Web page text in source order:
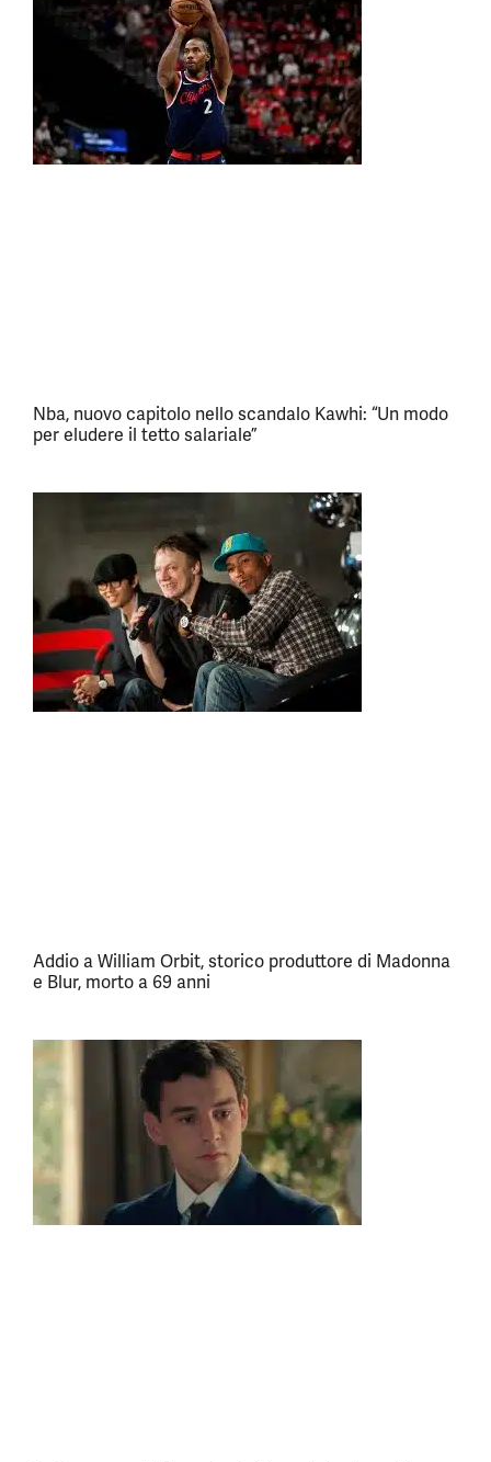
Nba, nuovo capitolo nello scandalo Kawhi: “Un modo
per eludere il tetto salariale”
Addio a William Orbit, storico produttore di Madonna
e Blur, morto a 69 anni